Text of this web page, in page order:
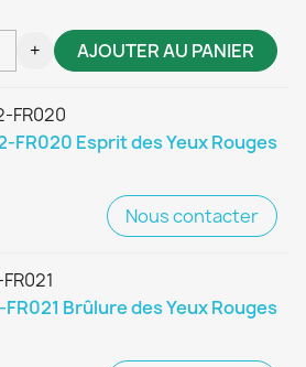
+ AJOUTER AU PANIER
FR020
FR020 Esprit des Yeux Rouges
Nous contacter
FR021 Brûlure des Yeux Rouges